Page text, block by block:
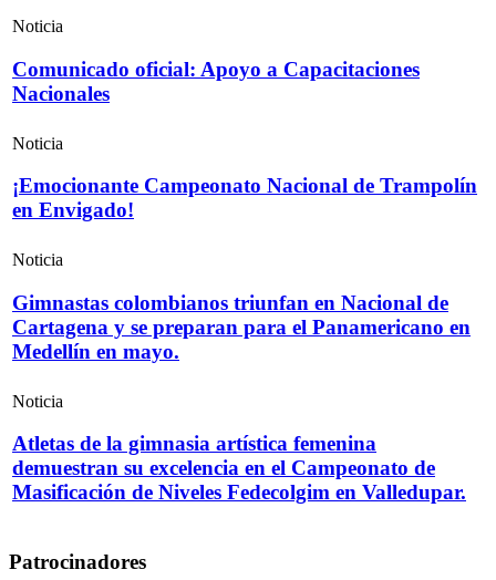
Noticia
Comunicado oficial: Apoyo a Capacitaciones
Nacionales
Noticia
¡Emocionante Campeonato Nacional de Trampolín
en Envigado!
Noticia
Gimnastas colombianos triunfan en Nacional de
Cartagena y se preparan para el Panamericano en
Medellín en mayo.
Noticia
Atletas de la gimnasia artística femenina
demuestran su excelencia en el Campeonato de
Masificación de Niveles Fedecolgim en Valledupar.
Patrocinadores